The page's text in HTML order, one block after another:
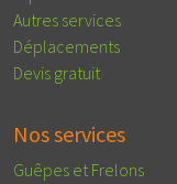
Autres services
Déplacements
Devis gratuit
Nos services
Guêpes et Frelons